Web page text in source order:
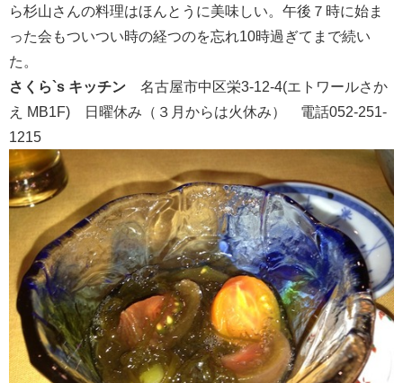
ら杉山さんの料理はほんとうに美味しい。午後７時に始ま
った会もついつい時の経つのを忘れ10時過ぎてまで続い
た。
さくら`s キッチン 名古屋市中区栄3-12-4(エトワールさか
え MB1F) 日曜休み（３月からは火休み） 電話052-251-
1215